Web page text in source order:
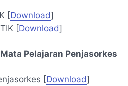
[Download]
[Download]
Pelajaran Penjasorkes
[Download]